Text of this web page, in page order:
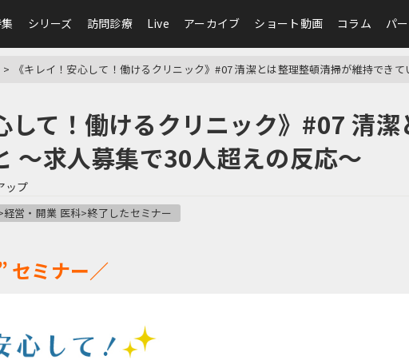
シリーズ 訪問診療 Live アーカイブ ショート動画 コラム パ
《キレイ！安心して！働けるクリニック》#07 清潔とは整理整頓清掃が維持でき
して！働けるクリニック》#07 清
～求人募集で30人超えの反応～
ップ
営・開業 医科>終了したセミナー
ミナー／